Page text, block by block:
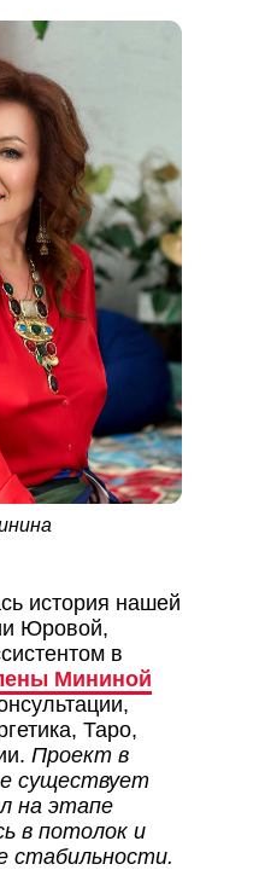
история нашей
Юровой,
в
Мининой
Таро,
Проект в
существует
на этапе
в потолок и
стабильности.